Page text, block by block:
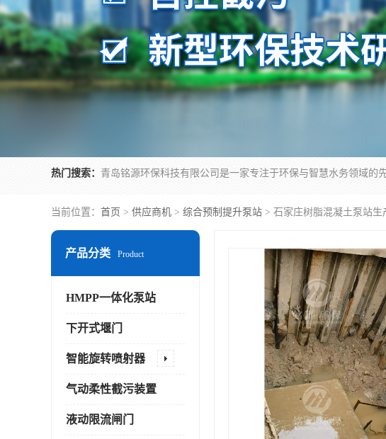
热门搜索：
当前位置： 首页 > 供应商机 > 综合预制提升泵站 > 石家庄树脂混凝土泵站生
产品分类 Product
HMPP一体化泵站
下开式堰门
智能旋转喷射器
气动柔性截污装置
液动限流闸门